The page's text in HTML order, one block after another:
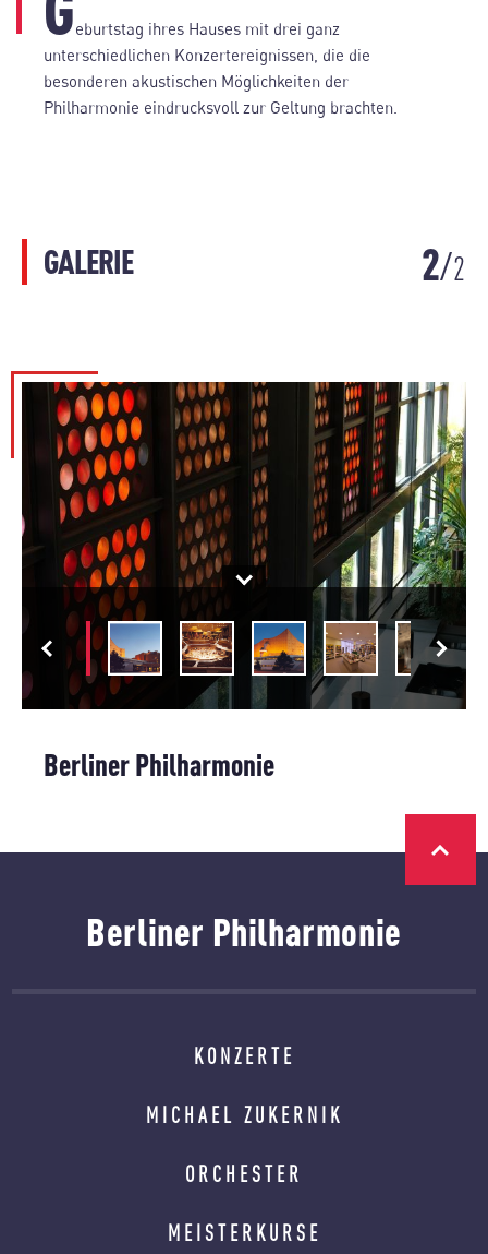
eburtstag ihres Hauses mit drei ganz
unterschiedlichen Konzertereignissen, die die
besonderen akustischen Möglichkeiten der
Philharmonie eindrucksvoll zur Geltung brachten.
GALERIE 2 2
Berliner Philharmonie
Berliner Philharmonie
KONZERTE
MICHAEL ZUKERNIK
ORCHESTER
MEISTERKURSE